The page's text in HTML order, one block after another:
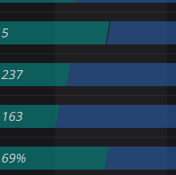
5
237
163
69%